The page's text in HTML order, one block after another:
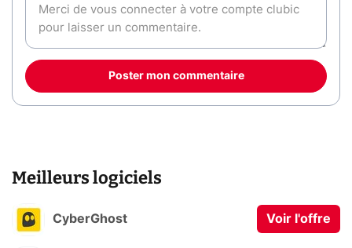
Poster mon commentaire
Meilleurs logiciels
CyberGhost Voir l'offre